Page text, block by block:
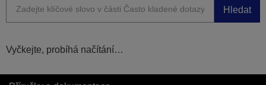
Hledat
Vyčkejte, probíhá načítání…